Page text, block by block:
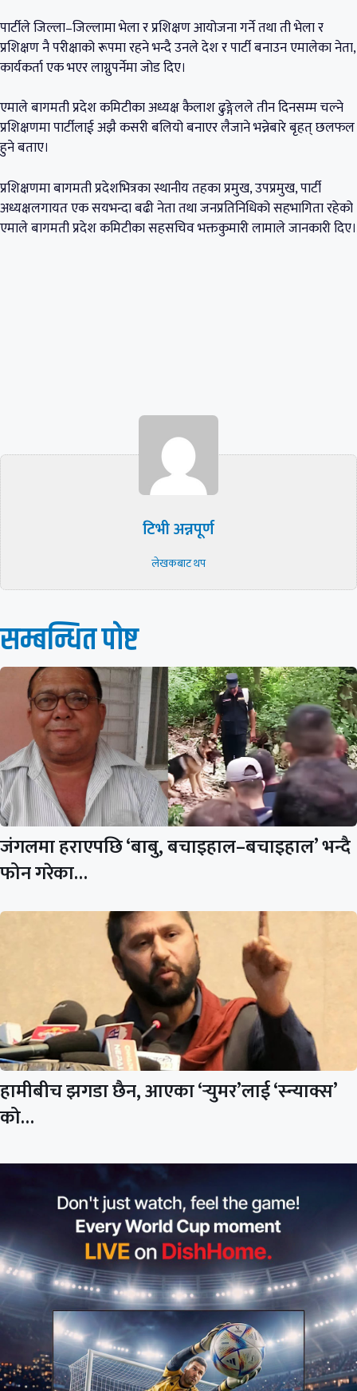
पार्टीले जिल्ला–जिल्लामा भेला र प्रशिक्षण आयोजना गर्ने तथा ती भेला र
प्रशिक्षण नै परीक्षाको रूपमा रहने भन्दै उनले देश र पार्टी बनाउन एमालेका नेता,
कार्यकर्ता एक भएर लाग्नुपर्नेमा जोड दिए।
एमाले बागमती प्रदेश कमिटीका अध्यक्ष कैलाश ढुङ्गेलले तीन दिनसम्म चल्ने
प्रशिक्षणमा पार्टीलाई अझै कसरी बलियो बनाएर लैजाने भन्नेबारे बृहत् छलफल
हुने बताए।
प्रशिक्षणमा बागमती प्रदेशभित्रका स्थानीय तहका प्रमुख, उपप्रमुख, पार्टी
अध्यक्षलगायत एक सयभन्दा बढी नेता तथा जनप्रतिनिधिको सहभागिता रहेको
एमाले बागमती प्रदेश कमिटीका सहसचिव भक्तकुमारी लामाले जानकारी दिए।
टिभी अन्नपूर्ण
लेखकबाट थप
सम्बन्धित पाेष्ट
जंगलमा हराएपछि ‘बाबु, बचाइहाल–बचाइहाल’ भन्दै
फोन गरेका…
हामीबीच झगडा छैन, आएका ‘र्‍युमर’लाई ‘स्न्याक्स’
को…